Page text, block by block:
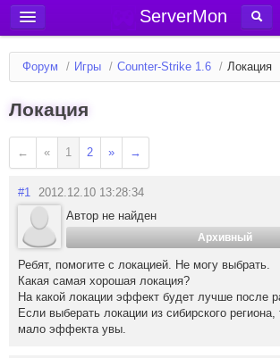
ServerMon
Добавить сервер
Мониторинг серверов
Новости
Блог
Статьи
Форум
Вход в аккаунт
Форум / Игры / Counter-Strike 1.6 / Локация
Локация
← « 1 2 » →
#1 2012.12.10 13:28:34
Автор не найден
Архивный
Ребят, помогите с локацией. Не могу выбрать.
Какая самая хорошая локация?
На какой локации эффект будет лучше после
Если выберать локации из сибирского региона,
мало эффекта увы.